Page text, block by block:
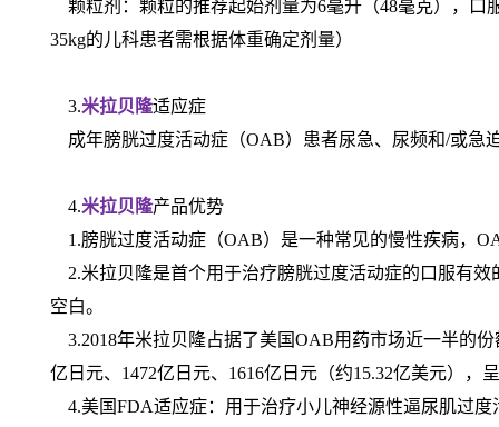
颗粒剂：颗粒的推荐起始剂量为6毫升（48毫克），口
35kg的儿科患者需根据体重确定剂量）
3.米拉贝隆适应症
成年膀胱过度活动症（OAB）患者尿急、尿频和/或急
4.米拉贝隆产品优势
1.膀胱过度活动症（OAB）是一种常见的慢性疾病，
2.米拉贝隆是首个用于治疗膀胱过度活动症的口服有
空白。
3.2018年米拉贝隆占据了美国OAB用药市场近一半的
亿日元、1472亿日元、1616亿日元（约15.32亿美元），
4.美国FDA适应症：用于治疗小儿神经源性逼尿肌过